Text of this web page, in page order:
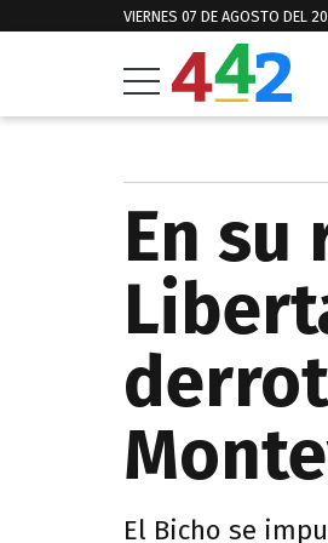
VIERNES 07 DE AGOSTO DEL
En su
El Bicho se